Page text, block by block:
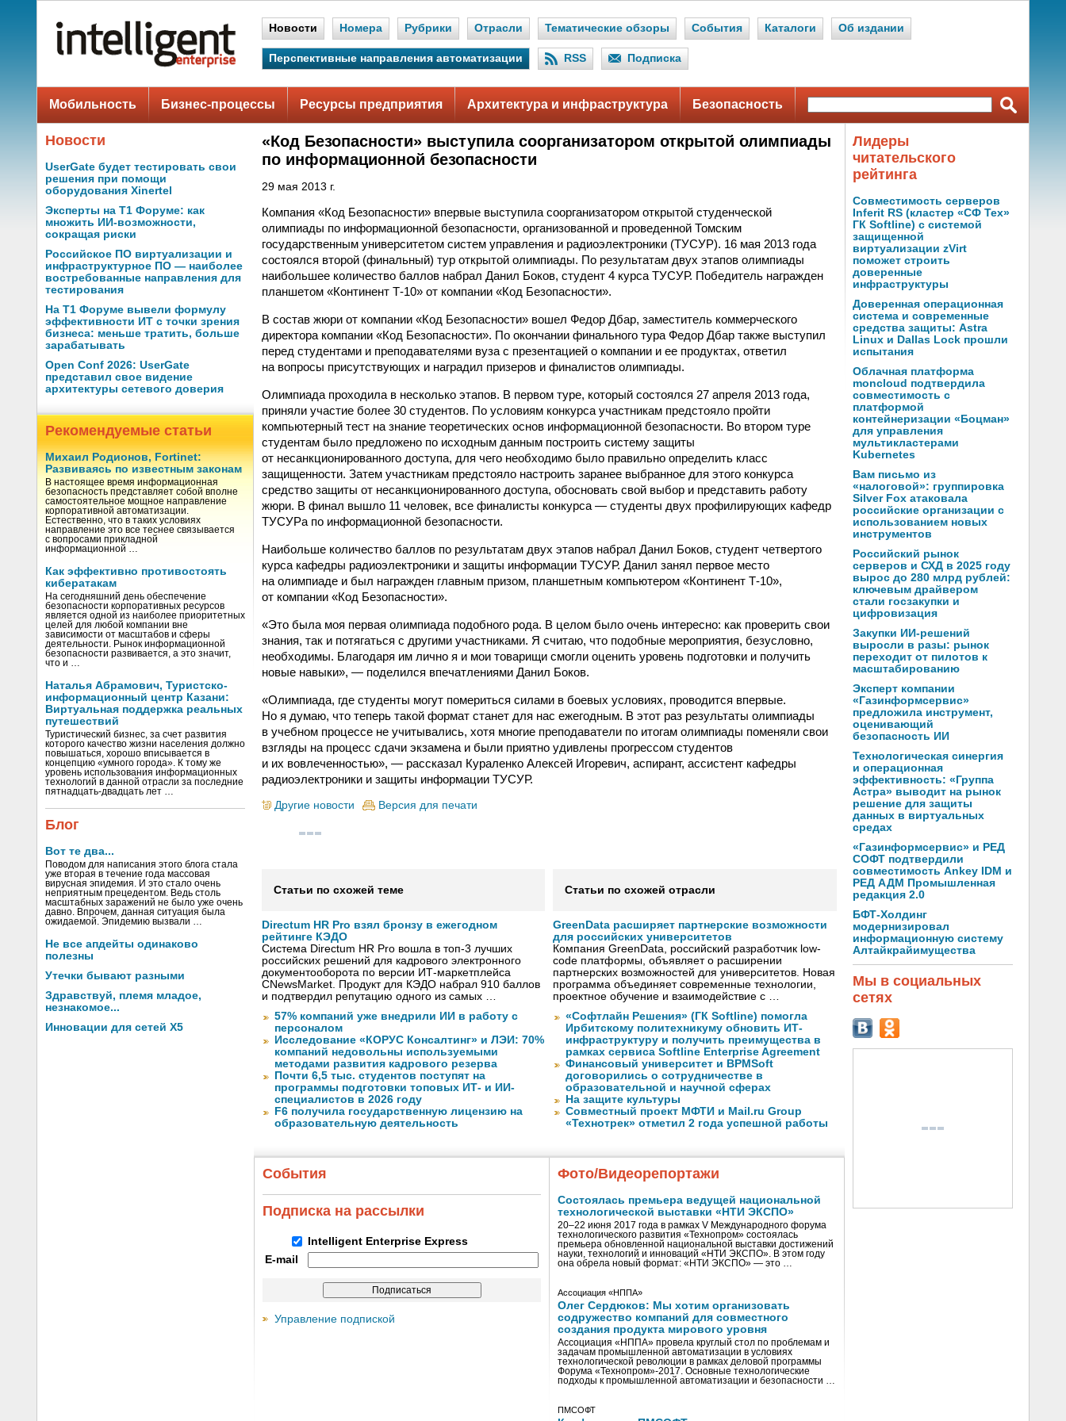
Новости Номера Рубрики Отрасли Тематические обзоры События Каталоги Об издании
Перспективные направления автоматизации RSS Подписка
Мобильность Бизнес-процессы Ресурсы предприятия Архитектура и инфраструктура Безопасность
Новости
UserGate будет тестировать свои
решения при помощи
оборудования Xinertel
Эксперты на Т1 Форуме: как
множить ИИ-возможности,
сокращая риски
Российское ПО виртуализации и
инфраструктурное ПО — наиболее
востребованные направления для
тестирования
На Т1 Форуме вывели формулу
эффективности ИТ с точки зрения
бизнеса: меньше тратить, больше
зарабатывать
Open Conf 2026: UserGate
представил свое видение
архитектуры сетевого доверия
Рекомендуемые статьи
Михаил Родионов, Fortinet:
Развиваясь по известным законам
В настоящее время информационная
безопасность представляет собой вполне
самостоятельное мощное направление
корпоративной автоматизации.
Естественно, что в таких условиях
направление это все теснее связывается
с вопросами прикладной
информационной …
Как эффективно противостоять
кибератакам
На сегодняшний день обеспечение
безопасности корпоративных ресурсов
является одной из наиболее приоритетных
целей для любой компании вне
зависимости от масштабов и сферы
деятельности. Рынок информационной
безопасности развивается, а это значит,
что и …
Наталья Абрамович, Туристско-
информационный центр Казани:
Виртуальная поддержка реальных
путешествий
Туристический бизнес, за счет развития
которого качество жизни населения должно
повышаться, хорошо вписывается в
концепцию «умного города». К тому же
уровень использования информационных
технологий в данной отрасли за последние
пятнадцать-двадцать лет …
Блог
Вот те два...
Поводом для написания этого блога стала
уже вторая в течение года массовая
вирусная эпидемия. И это стало очень
неприятным прецедентом. Ведь столь
масштабных заражений не было уже очень
давно. Впрочем, данная ситуация была
ожидаемой. Эпидемию вызвали …
Не все апдейты одинаково
полезны
Утечки бывают разными
Здравствуй, племя младое,
незнакомое...
Инновации для сетей X5
«Код Безопасности» выступила соорганизатором открытой олимпиады
по информационной безопасности
29 мая 2013 г.
Компания «Код Безопасности» впервые выступила соорганизатором открытой студенческой
олимпиады по информационной безопасности, организованной и проведенной Томским
государственным университетом систем управления и радиоэлектроники (ТУСУР). 16 мая 2013 года
состоялся второй (финальный) тур открытой олимпиады. По результатам двух этапов олимпиады
наибольшее количество баллов набрал Данил Боков, студент 4 курса ТУСУР. Победитель награжден
планшетом «Континент Т-10» от компании «Код Безопасности».
В состав жюри от компании «Код Безопасности» вошел Федор Дбар, заместитель коммерческого
директора компании «Код Безопасности». По окончании финального тура Федор Дбар также выступил
перед студентами и преподавателями вуза с презентацией о компании и ее продуктах, ответил
на вопросы присутствующих и наградил призеров и финалистов олимпиады.
Олимпиада проходила в несколько этапов. В первом туре, который состоялся 27 апреля 2013 года,
приняли участие более 30 студентов. По условиям конкурса участникам предстояло пройти
компьютерный тест на знание теоретических основ информационной безопасности. Во втором туре
студентам было предложено по исходным данным построить систему защиты
от несанкционированного доступа, для чего необходимо было правильно определить класс
защищенности. Затем участникам предстояло настроить заранее выбранное для этого конкурса
средство защиты от несанкционированного доступа, обосновать свой выбор и представить работу
жюри. В финал вышло 11 человек, все финалисты конкурса — студенты двух профилирующих кафедр
ТУСУРа по информационной безопасности.
Наибольше количество баллов по результатам двух этапов набрал Данил Боков, студент четвертого
курса кафедры радиоэлектроники и защиты информации ТУСУР. Данил занял первое место
на олимпиаде и был награжден главным призом, планшетным компьютером «Континент Т-10»,
от компании «Код Безопасности».
«Это была моя первая олимпиада подобного рода. В целом было очень интересно: как проверить свои
знания, так и потягаться с другими участниками. Я считаю, что подобные мероприятия, безусловно,
необходимы. Благодаря им лично я и мои товарищи смогли оценить уровень подготовки и получить
новые навыки», — поделился впечатлениями Данил Боков.
«Олимпиада, где студенты могут помериться силами в боевых условиях, проводится впервые.
Но я думаю, что теперь такой формат станет для нас ежегодным. В этот раз результаты олимпиады
в учебном процессе не учитывались, хотя многие преподаватели по итогам олимпиады поменяли свои
взгляды на процесс сдачи экзамена и были приятно удивлены прогрессом студентов
и их вовлеченностью», — рассказал Кураленко Алексей Игоревич, аспирант, ассистент кафедры
радиоэлектроники и защиты информации ТУСУР.
Другие новости Версия для печати
Статьи по схожей теме
Directum HR Pro взял бронзу в ежегодном
рейтинге КЭДО
Система Directum HR Pro вошла в топ-3 лучших
российских решений для кадрового электронного
документооборота по версии ИТ-маркетплейса
CNewsMarket. Продукт для КЭДО набрал 910 баллов
и подтвердил репутацию одного из самых …
57% компаний уже внедрили ИИ в работу с
персоналом
Исследование «КОРУС Консалтинг» и ЛЭИ: 70%
компаний недовольны используемыми
методами развития кадрового резерва
Почти 6,5 тыс. студентов поступят на
программы подготовки топовых ИТ- и ИИ-
специалистов в 2026 году
F6 получила государственную лицензию на
образовательную деятельность
Статьи по схожей отрасли
GreenData расширяет партнерские возможности
для российских университетов
Компания GreenData, российский разработчик low-
code платформы, объявляет о расширении
партнерских возможностей для университетов. Новая
программа объединяет современные технологии,
проектное обучение и взаимодействие с …
«Софтлайн Решения» (ГК Softline) помогла
Ирбитскому политехникуму обновить ИТ-
инфраструктуру и получить преимущества в
рамках сервиса Softline Enterprise Agreement
Финансовый университет и BPMSoft
договорились о сотрудничестве в
образовательной и научной сферах
На защите культуры
Совместный проект МФТИ и Mail.ru Group
«Технотрек» отметил 2 года успешной работы
События
Подписка на рассылки
Intelligent Enterprise Express
E-mail
Управление подпиской
Фото/Видеорепортажи
Состоялась премьера ведущей национальной
технологической выставки «НТИ ЭКСПО»
20–22 июня 2017 года в рамках V Международного форума
технологического развития «Технопром» состоялась
премьера обновленной национальной выставки достижений
науки, технологий и инноваций «НТИ ЭКСПО». В этом году
она обрела новый формат: «НТИ ЭКСПО» — это …
Ассоциация «НППА»
Олег Сердюков: Мы хотим организовать
содружество компаний для совместного
создания продукта мирового уровня
Ассоциация «НППА» провела круглый стол по проблемам и
задачам промышленной автоматизации в условиях
технологической революции в рамках деловой программы
Форума «Технопром»-2017. Основные технологические
подходы к промышленной автоматизации и безопасности …
ПМСОФТ
Лидеры
читательского
рейтинга
Совместимость серверов
Inferit RS (кластер «СФ Тех»
ГК Softline) с системой
защищенной
виртуализации zVirt
поможет строить
доверенные
инфраструктуры
Доверенная операционная
система и современные
средства защиты: Astra
Linux и Dallas Lock прошли
испытания
Облачная платформа
moncloud подтвердила
совместимость с
платформой
контейнеризации «Боцман»
для управления
мультикластерами
Kubernetes
Вам письмо из
«налоговой»: группировка
Silver Fox атаковала
российские организации с
использованием новых
инструментов
Российский рынок
серверов и СХД в 2025 году
вырос до 280 млрд рублей:
ключевым драйвером
стали госзакупки и
цифровизация
Закупки ИИ-решений
выросли в разы: рынок
переходит от пилотов к
масштабированию
Эксперт компании
«Газинформсервис»
предложила инструмент,
оценивающий
безопасность ИИ
Технологическая синергия
и операционная
эффективность: «Группа
Астра» выводит на рынок
решение для защиты
данных в виртуальных
средах
«Газинформсервис» и РЕД
СОФТ подтвердили
совместимость Ankey IDM и
РЕД АДМ Промышленная
редакция 2.0
БФТ-Холдинг
модернизировал
информационную систему
Алтайкрайимущества
Мы в социальных
сетях